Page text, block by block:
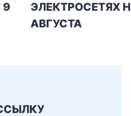
9
ЭЛЕКТРОСЕТЯХ
АВГУСТА